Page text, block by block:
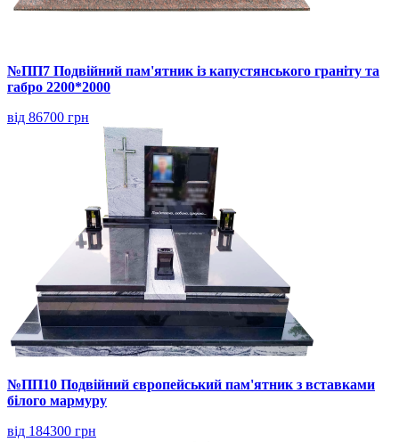
№ПП7 Подвійний пам'ятник із капустянського граніту та
габро 2200*2000
від 86700 грн
№ПП10 Подвійний європейський пам'ятник з вставками
білого мармуру
від 184300 грн